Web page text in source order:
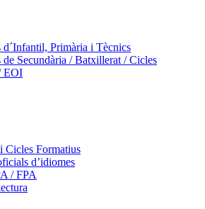
d´Infantil, Primària i Tècnics
de Secundària / Batxillerat / Cicles
EOI
Cicles Formatius
d’idiomes
/ FPA